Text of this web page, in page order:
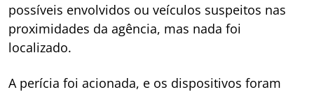
possíveis envolvidos ou veículos suspeitos nas
proximidades da agência, mas nada foi
localizado.
A perícia foi acionada, e os dispositivos foram